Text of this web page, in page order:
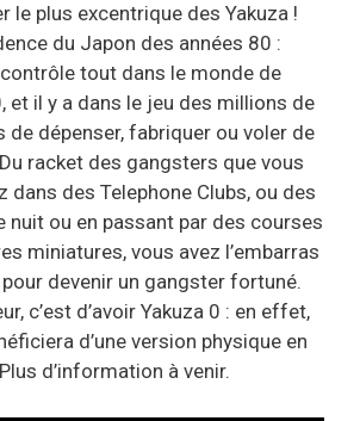
le plus excentrique des Yakuza !
du Japon des années 80 :
contrôle tout dans le monde de
et il y a dans le jeu des millions de
de dépenser, fabriquer ou voler de
racket des gangsters que vous
dans des Telephone Clubs, ou des
nuit ou en passant par des courses
miniatures, vous avez l’embarras
devenir un gangster fortuné.
c’est d’avoir Yakuza 0 : en effet,
d’une version physique en
d’information à venir.